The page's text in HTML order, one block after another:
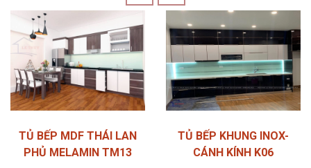
TỦ BẾP MDF THÁI LAN
PHỦ MELAMIN TM13
TỦ BẾP KHUNG INOX-
CÁNH KÍNH K06